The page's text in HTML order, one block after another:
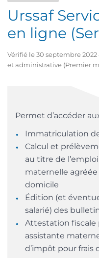
Urssaf
en ligne
Vérifié le 30 septembre
et administrative (Premier
Permet d’accéder
Immatriculation
Calcul et
au titre de
maternelle agréée
domicile
Édition (et
salarié) des
Attestation fiscale
assistante
d’impôt pour frais